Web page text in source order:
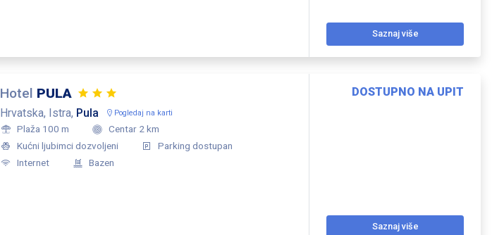
Saznaj više
Hotel PULA
Hrvatska, Istra, Pula Pogledaj na karti
Plaža 100 m
Centar 2 km
Kućni ljubimci dozvoljeni
Parking dostupan
Internet
Bazen
DOSTUPNO NA UPIT
Saznaj više